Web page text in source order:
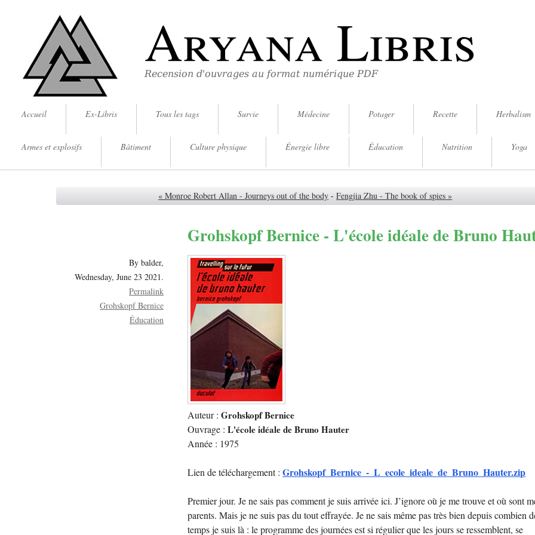
Aryana Libris
Recension d'ouvrages au format numérique PDF
Accueil Ex-Libris Tous les tags Survie Médecine Potager Recette Herbalism
Armes et explosifs Bâtiment Culture physique Énergie libre Éducation Nutrition Yoga
« Monroe Robert Allan - Journeys out of the body - Fengjia Zhu - The book of spies »
Grohskopf Bernice - L'école idéale de Bruno
By balder,
Wednesday, June 23 2021.
Permalink
Grohskopf Bernice
Éducation
Auteur :Grohskopf Bernice
Ouvrage :L'école idéale de Bruno Hauter
Année : 1975
Lien de téléchargement :Grohskopf_Bernice_-_L_ecole_ideale_de_Bruno_Hauter.zip
Premier jour. Je ne sais pas comment je suis arrivée ici. J’ignore où je me trouve et où sont
parents. Mais je ne suis pas du tout effrayée. Je ne sais même pas très bien depuis combien
temps je suis là : le programme des journées est si régulier que les jours se ressemblent, se